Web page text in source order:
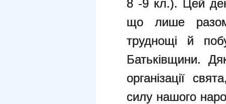
8 -9 кл.). Цей
що лише
труднощі й
Батьківщини.
організації
силу нашого